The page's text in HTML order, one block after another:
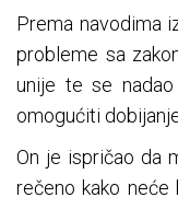
Prema navodima
probleme sa
unije te se
omogućiti
On je ispričao da
rečeno kako